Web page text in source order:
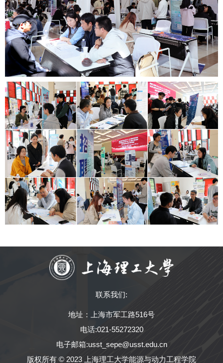
联系我们:
地址：上海市军工路516号
电话:021-55272320
电子邮箱:usst_sepe@usst.edu.cn
版权所有 © 2023 上海理工大学能源与动力工程学院